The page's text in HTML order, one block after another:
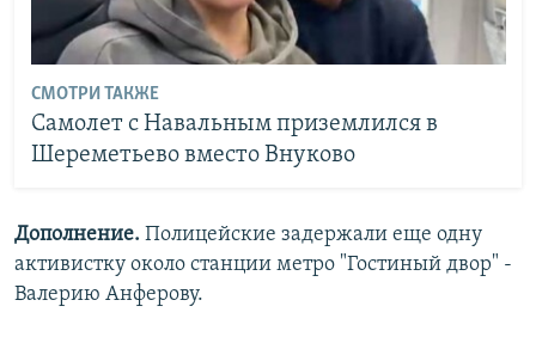
СМОТРИ ТАКЖЕ
Самолет с Навальным приземлился в
Шереметьево вместо Внуково
Дополнение. Полицейские задержали еще одну
активистку около станции метро "Гостиный двор" -
Валерию Анферову.